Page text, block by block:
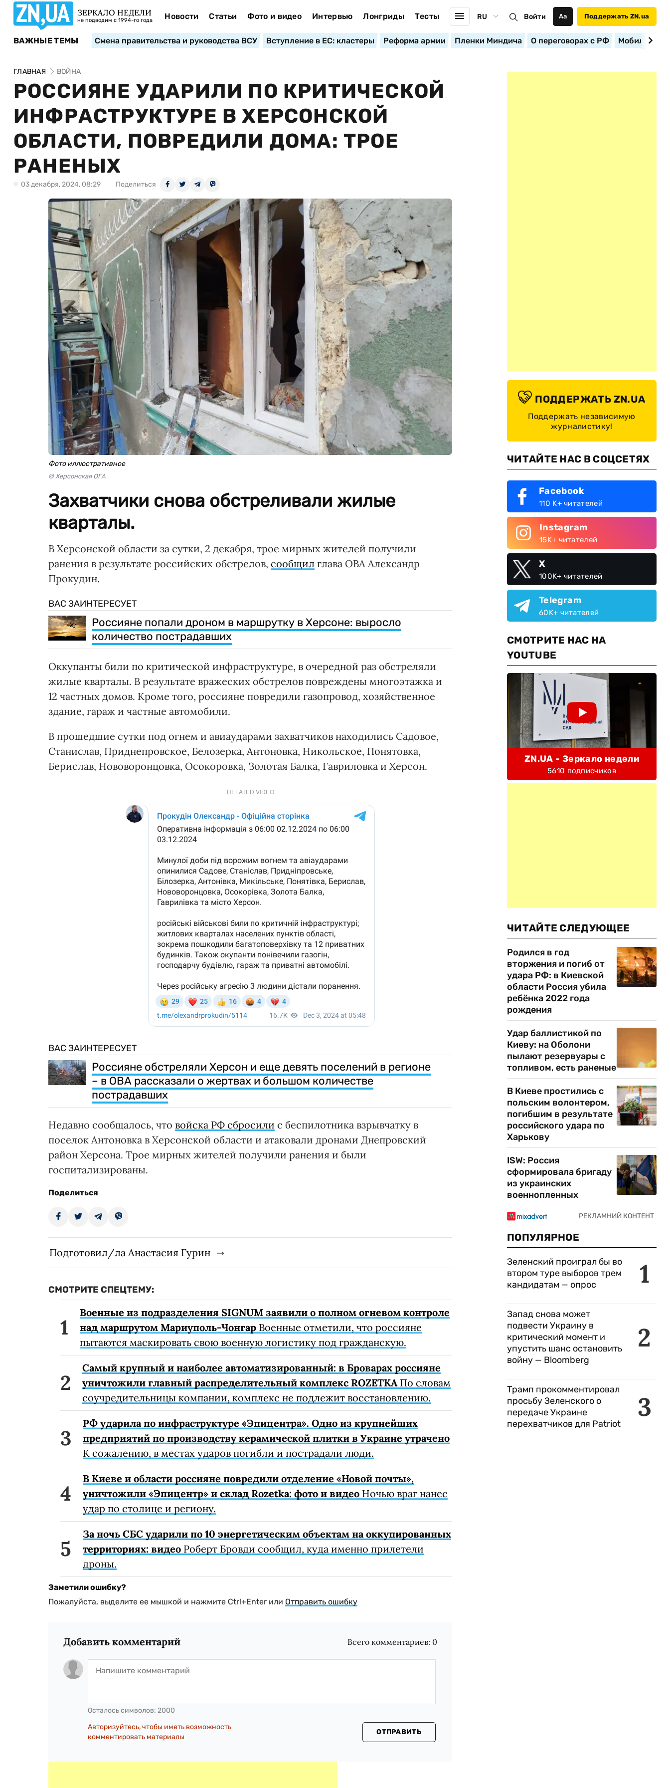
ЗЕРКАЛО НЕДЕЛИ
не подводим с 1994-го года Новости Статьи Фото и видео Интервью Лонгриды Тесты RU Войти Аа Поддержать ZN.ua
ВАЖНЫЕ ТЕМЫ Смена правительства и руководства ВСУ Вступление в ЕС: кластеры Реформа армии Пленки Миндича О переговорах с РФ
ГЛАВНАЯ ВОЙНА
РОССИЯНЕ УДАРИЛИ ПО КРИТИЧЕСКОЙ
ИНФРАСТРУКТУРЕ В ХЕРСОНСКОЙ
ОБЛАСТИ, ПОВРЕДИЛИ ДОМА: ТРОЕ
РАНЕНЫХ
03 декабря, 2024, 08:29 Поделиться
Фото иллюстративное
© Херсонская ОГА
Захватчики снова обстреливали жилые
кварталы.
В Херсонской области за сутки, 2 декабря, трое мирных жителей получили
ранения в результате российских обстрелов, сообщил глава ОВА Александр
Прокудин.
ВАС ЗАИНТЕРЕСУЕТ
Россияне попали дроном в маршрутку в Херсоне: выросло
количество пострадавших
Оккупанты били по критической инфраструктуре, в очередной раз обстреляли
жилые кварталы. В результате вражеских обстрелов повреждены многоэтажка и
12 частных домов. Кроме того, россияне повредили газопровод, хозяйственное
здание, гараж и частные автомобили.
В прошедшие сутки под огнем и авиаударами захватчиков находились Садовое,
Станислав, Приднепровское, Белозерка, Антоновка, Никольское, Понятовка,
Берислав, Нововоронцовка, Осокоровка, Золотая Балка, Гавриловка и Херсон.
RELATED VIDEO
ВАС ЗАИНТЕРЕСУЕТ
Россияне обстреляли Херсон и еще девять поселений в регионе
– в ОВА рассказали о жертвах и большом количестве
пострадавших
Недавно сообщалось, что войска РФ сбросили с беспилотника взрывчатку в
поселок Антоновка в Херсонской области и атаковали дронами Днепровский
район Херсона. Трое мирных жителей получили ранения и были
госпитализированы.
Поделиться
Подготовил/ла Анастасия Гурин
СМОТРИТЕ СПЕЦТЕМУ:
Военные из подразделения SIGNUM заявили о полном огневом контроле
над маршрутом Мариуполь-Чонгар Военные отметили, что россияне
пытаются маскировать свою военную логистику под гражданскую.
Самый крупный и наиболее автоматизированный: в Броварах россияне
уничтожили главный распределительный комплекс ROZETKAПо словам
соучредительницы компании, комплекс не подлежит восстановлению.
РФ ударила по инфраструктуре «Эпицентра». Одно из крупнейших
предприятий по производству керамической плитки в Украине утрачено
К сожалению, в местах ударов погибли и пострадали люди.
В Киеве и области россияне повредили отделение «Новой почты»,
уничтожили «Эпицентр» и склад Rozetka: фото и видео Ночью враг нанес
удар по столице и региону.
За ночь СБС ударили по 10 энергетическим объектам на оккупированных
территориях: видео Роберт Бровди сообщил, куда именно прилетели
дроны.
Заметили ошибку?
Пожалуйста, выделите ее мышкой и нажмите Ctrl+Enter или Отправить ошибку
Добавить комментарий Всего комментариев: 0
Осталось символов: 2000
Авторизуйтесь, чтобы иметь возможность
комментировать материалы
ОТПРАВИТЬ
ПОДДЕРЖАТЬ ZN.UA
Поддержать независимую
журналистику!
ЧИТАЙТЕ НАС В СОЦСЕТЯХ
Facebook
110 K+ читателей
Instagram
15K+ читателей
X
100K+ читателей
Telegram
60K+ читателей
СМОТРИТЕ НАС НА
YOUTUBE
ZN.UA - Зеркало недели
5610 подписчиков
ЧИТАЙТЕ СЛЕДУЮЩЕЕ
Родился в год
вторжения и погиб от
удара РФ: в Киевской
области Россия убила
ребёнка 2022 года
рождения
Удар баллистикой по
Киеву: на Оболони
пылают резервуары с
топливом, есть раненые
В Киеве простились с
польским волонтером,
погибшим в результате
российского удара по
Харькову
ISW: Россия
сформировала бригаду
из украинских
военнопленных
ПОПУЛЯРНОЕ
1
Зеленский проиграл бы во
втором туре выборов трем
кандидатам — опрос
2
Запад снова может
подвести Украину в
критический момент и
упустить шанс остановить
войну — Bloomberg
3
Трамп прокомментировал
просьбу Зеленского о
передаче Украине
перехватчиков для Patriot